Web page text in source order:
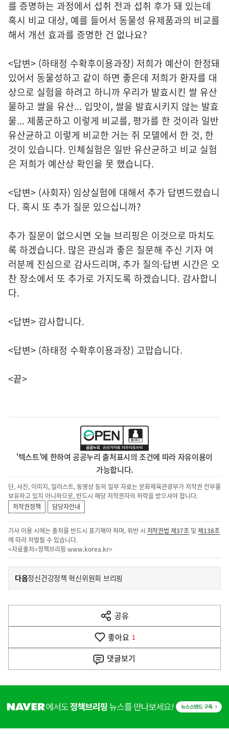
를 증명하는 과정에서 섭취 전과 섭취 후가 돼 있는데
혹시 비교 대상, 예를 들어서 동물성 유제품과의 비교를
해서 개선 효과를 증명한 건 없나요?
<답변> (하태정 수확후이용과장) 저희가 예산이 한정돼
있어서 동물성하고 같이 하면 좋은데 저희가 환자를 대
상으로 실험을 하려고 하니까 우리가 발효시킨 쌀 유산
물하고 쌀을 유산... 입맛이, 쌀을 발효시키지 않는 발효
물... 제품군하고 이렇게 비교를, 평가를 한 것이라 일반
유산균하고 이렇게 비교한 거는 쥐 모델에서 한 것, 한
것이 있습니다. 인체실험은 일반 유산균하고 비교 실험
은 저희가 예산상 확인을 못 했습니다.
<답변> (사회자) 임상실험에 대해서 추가 답변드렸습니
다. 혹시 또 추가 질문 있으십니까?
추가 질문이 없으시면 오늘 브리핑은 이것으로 마치도
록 하겠습니다. 많은 관심과 좋은 질문해 주신 기자 여
러분께 진심으로 감사드리며, 추가 질의·답변 시간은 오
찬 장소에서 또 추가로 가지도록 하겠습니다. 감사합니
다.
<답변> 감사합니다.
<답변> (하태정 수확후이용과장) 고맙습니다.
<끝>
'텍스트'에 한하여 공공누리 출처표시의 조건에 따라 자유이용이
가능합니다.
단, 사진, 이미지, 일러스트, 동영상 등의 일부 자료는 문화체육관광부가 저작권 전부를
보유하고 있지 아니하므로, 반드시 해당 저작권자의 허락을 받으셔야 합니다.
저작권정책
담당자안내
기사 이용 시에는 출처를 반드시 표기해야 하며, 위반 시 저작권법 제37조 및제138조
에 따라 처벌될 수 있습니다.
<자료출처=정책브리핑 www.korea.kr>
이
전
다
음
다음기
정신건강정책 혁신위원회 브리핑
공유
열
기
좋아요 1
댓글보기
단